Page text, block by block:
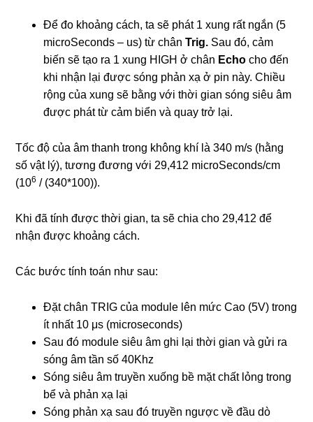
Để đo khoảng cách, ta sẽ phát 1 xung rất ngắn (5
microSeconds – us) từ chânTrig. Sau đó, cảm
biến sẽ tạo ra 1 xung HIGH ở chân Echo cho đến
khi nhận lại được sóng phản xạ ở pin này. Chiều
rộng của xung sẽ bằng với thời gian sóng siêu âm
được phát từ cảm biển và quay trở lại.
Tốc độ của âm thanh trong không khí là 340 m/s (hằng
số vật lý), tương đương với 29,412 microSeconds/cm
(106 / (340*100)).
Khi đã tính được thời gian, ta sẽ chia cho 29,412 để
nhận được khoảng cách.
Các bước tính toán như sau:
Đặt chân TRIG của module lên mức Cao (5V) trong
ít nhất 10 μs (microseconds)
Sau đó module siêu âm ghi lại thời gian và gửi ra
sóng âm tần số 40Khz
Sóng siêu âm truyền xuống bề mặt chất lỏng trong
bể và phản xạ lại
Sóng phản xạ sau đó truyền ngược về đầu dò